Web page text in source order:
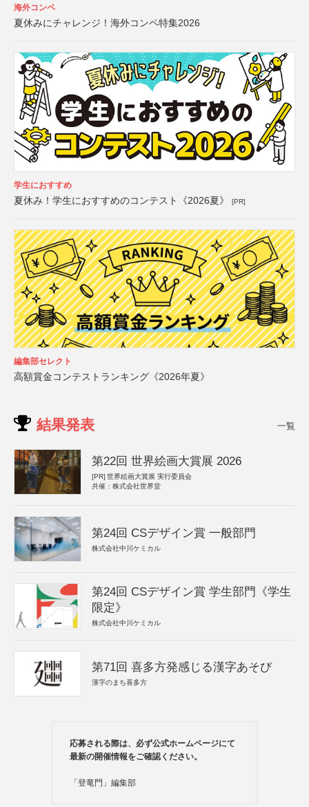
海外コンペ
夏休みにチャレンジ！海外コンペ特集2026
学生におすすめ
夏休み！学生におすすめのコンテスト《2026夏》 [PR]
編集部セレクト
高額賞金コンテストランキング《2026年夏》
結果発表 一覧
第22回 世界絵画大賞展 2026
[PR] 世界絵画大賞展 実行委員会
共催：株式会社世界堂
第24回 CSデザイン賞 一般部門
株式会社中川ケミカル
第24回 CSデザイン賞 学生部門《学生
限定》
株式会社中川ケミカル
第71回 喜多方発感じる漢字あそび
漢字のまち喜多方
応募される際は、必ず公式ホームページにて
最新の開催情報をご確認ください。
「登竜門」編集部